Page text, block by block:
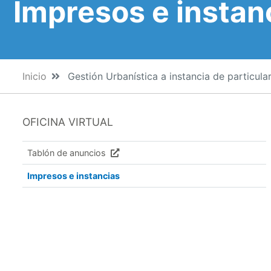
Impresos e
Inicio Gestión Urbanística a instancia de particular
OFICINA VIRTUAL
Tablón de anuncios
Impresos e instancias